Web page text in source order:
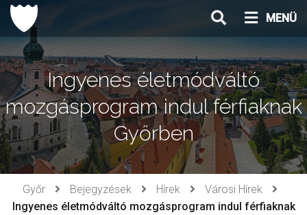
Ugrás
tartalomhoz
MENÜ
Ingyenes életmódváltó
mozgásprogram indul férfiaknak
Győrben
Győr Bejegyzések Hírek
Városi Hírek
Ingyenes életmódváltó mozgásprogram indul férfiaknak